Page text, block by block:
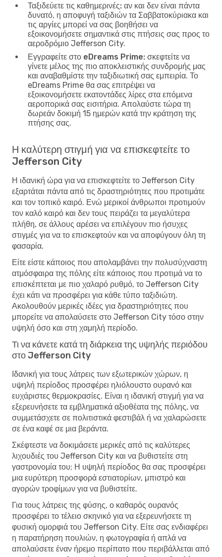
Ταξιδεύετε τις καθημερινές: αν και δεν είναι πάντα
δυνατό, η αποφυγή ταξιδιών τα Σαββατοκύριακα και
τις αργίες μπορεί να σας βοηθήσει να
εξοικονομήσετε σημαντικά στις πτήσεις σας προς το
αεροδρόμιο Jefferson City.
Εγγραφείτε στο eDreams Prime: σκεφτείτε να
γίνετε μέλος της πιο αποκλειστικής συνδρομής μας
και αναβαθμίστε την ταξιδιωτική σας εμπειρία. Το
eDreams Prime θα σας επιτρέψει να
εξοικονομήσετε εκατοντάδες λίρες στα επόμενα
αεροπορικά σας εισιτήρια. Απολαύστε τώρα τη
δωρεάν δοκιμή 15 ημερών κατά την κράτηση της
πτήσης σας.
Η καλύτερη στιγμή για να επισκεφτείτε το
Jefferson City
Η ιδανική ώρα για να επισκεφτείτε το Jefferson City
εξαρτάται πάντα από τις δραστηριότητες που προτιμάτε
και τον τοπικό καιρό. Ενώ μερικοί άνθρωποι προτιμούν
τον καλό καιρό και δεν τους πειράζει τα μεγαλύτερα
πλήθη, σε άλλους αρέσει να επιλέγουν πιο ήσυχες
στιγμές για να το επισκεφτούν και να αποφύγουν όλη τη
φασαρία.
Είτε είστε κάποιος που απολαμβάνει την πολυσύχναστη
ατμόσφαιρα της πόλης είτε κάποιος που προτιμά να το
επισκέπτεται με πιο χαλαρό ρυθμό, το Jefferson City
έχει κάτι να προσφέρει για κάθε τύπο ταξιδιώτη.
Ακολουθούν μερικές ιδέες για δραστηριότητες που
μπορείτε να απολαύσετε στο Jefferson City τόσο στην
υψηλή όσο και στη χαμηλή περίοδο.
Τι να κάνετε κατά τη διάρκεια της υψηλής περιόδου
στο Jefferson City
Ιδανική για τους λάτρεις των εξωτερικών χώρων, η
υψηλή περίοδος προσφέρει ηλιόλουστο ουρανό και
ευχάριστες θερμοκρασίες. Είναι η ιδανική στιγμή για να
εξερευνήσετε τα εμβληματικά αξιοθέατα της πόλης, να
συμμετάσχετε σε πολιτιστικά φεστιβάλ ή να χαλαρώσετε
σε ένα καφέ σε μια βεράντα.
Σκέφτεστε να δοκιμάσετε μερικές από τις καλύτερες
λιχουδιές του Jefferson City και να βυθιστείτε στη
γαστρονομία του; Η υψηλή περίοδος θα σας προσφέρει
μια ευρύτερη προσφορά εστιατορίων, μπιστρό και
αγορών τροφίμων για να βυθιστείτε.
Για τους λάτρεις της φύσης, ο καθαρός ουρανός
προσφέρει το τέλειο σκηνικό για να εξερευνήσετε τη
φυσική ομορφιά του Jefferson City. Είτε σας ενδιαφέρει
η παρατήρηση πουλιών, η φωτογραφία ή απλά να
απολαύσετε έναν ήρεμο περίπατο που περιβάλλεται από